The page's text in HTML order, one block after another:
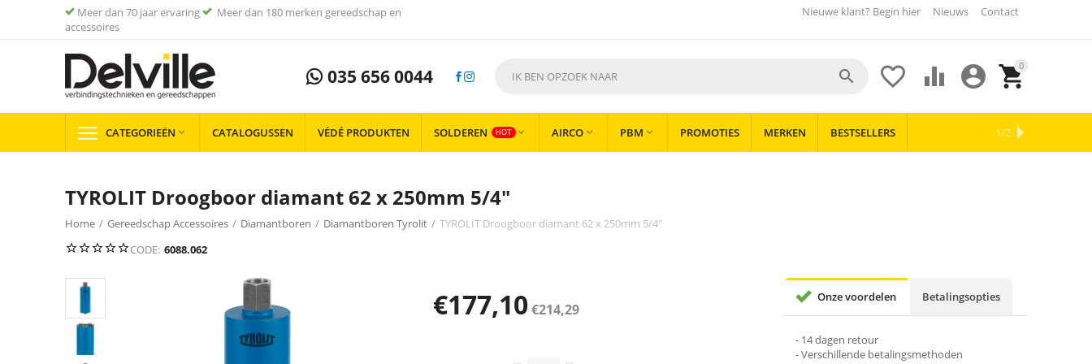
Meer dan 70 jaar ervaring
Meer dan 180 merken gereedschap en
accessoires
Nieuwe klant? Begin hier Nieuws Contact
035 656 0044 0


 

CATEGORIEËN  CATALOGUSSEN VÉDÉ PRODUKTEN SOLDEREN HOT  AIRCO  PBM  PROMOTIES MERKEN BESTSELLERS 1/2
TYROLIT Droogboor diamant 62 x 250mm 5/4"
Home / Gereedschap Accessoires / Diamantboren / Diamantboren Tyrolit / TYROLIT Droogboor diamant 62 x 250mm 5/4"
CODE: 6088.062
€177,10€214,29
Onze voordelen Betalingsopties
- 14 dagen retour
- Verschillende betalingsmethoden